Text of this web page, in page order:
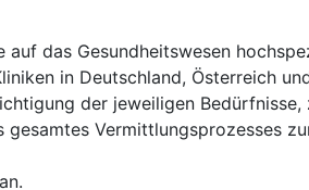
auf das Gesundheitswesen
in Deutschland, Österreich
der jeweiligen
Vermittlungsprozesses
an.